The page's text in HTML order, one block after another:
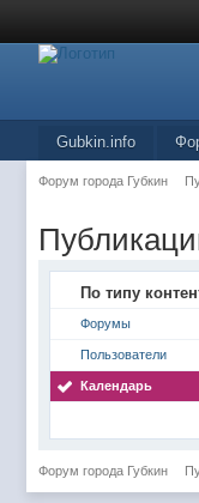
Gubkin.info
Форум города Губкин
По типу
Форумы
Пользователи
Календарь
Форум города Губкин